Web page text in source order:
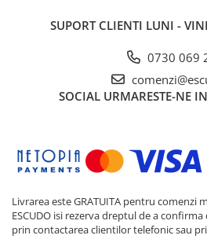
SUPORT CLIENTI LUNI -
0730 069
SOCIAL URMARESTE-NE
Livrarea este GRATUITA pentru comenzi
ESCUDO isi rezerva dreptul de a
prin contactarea clientilor telefonic sau